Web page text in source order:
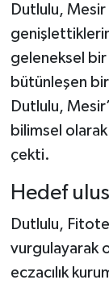
Dutlulu, Mesir
geleneksel
bütünleşen
Dutlulu,
bilimsel
çekti.
Hedef
Dutlulu,
vurgulayarak
eczacılık